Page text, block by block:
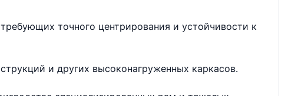
точного центрирования и устойчивости к
и других высоконагруженных каркасов.